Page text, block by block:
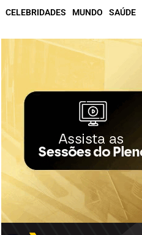
CELEBRIDADES MUNDO SAÚDE